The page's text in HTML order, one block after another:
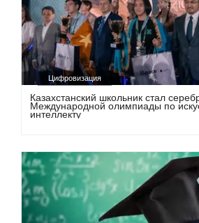
Цифровизация
Казахстанский школьник стал
Международной олимпиады по
интеллекту